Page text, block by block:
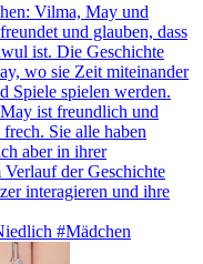
Vilma, May und
und glauben, dass
ist. Die Geschichte
wo sie Zeit miteinander
Spiele spielen werden.
ist freundlich und
Sie alle haben
aber in ihrer
der Geschichte
interagieren und ihre
#Mädchen